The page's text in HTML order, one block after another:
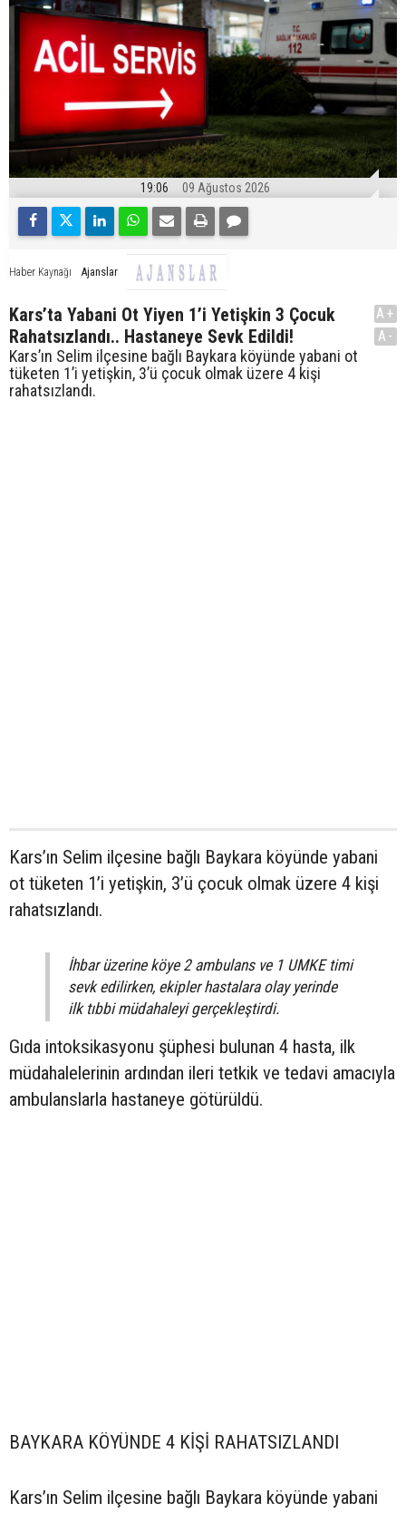
19:06 09 Ağustos 2026
Haber Kaynağı Ajanslar
Kars’ta Yabani Ot Yiyen 1’i Yetişkin 3 Çocuk
Rahatsızlandı.. Hastaneye Sevk Edildi!
Kars’ın Selim ilçesine bağlı Baykara köyünde yabani ot
tüketen 1’i yetişkin, 3’ü çocuk olmak üzere 4 kişi
rahatsızlandı.
A+
A-
Kars’ın Selim ilçesine bağlı Baykara köyünde yabani
ot tüketen 1’i yetişkin, 3’ü çocuk olmak üzere 4 kişi
rahatsızlandı.
İhbar üzerine köye 2 ambulans ve 1 UMKE timi
sevk edilirken, ekipler hastalara olay yerinde
ilk tıbbi müdahaleyi gerçekleştirdi.
Gıda intoksikasyonu şüphesi bulunan 4 hasta, ilk
müdahalelerinin ardından ileri tetkik ve tedavi amacıyla
ambulanslarla hastaneye götürüldü.
BAYKARA KÖYÜNDE 4 KİŞİ RAHATSIZLANDI
Kars’ın Selim ilçesine bağlı Baykara köyünde yabani